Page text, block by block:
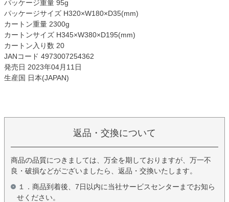
パッケージ重量 95g
パッケージサイズ H320×W180×D35(mm)
カートン重量 2300g
カートンサイズ H345×W380×D195(mm)
カートン入り数 20
JANコード 4973007254362
発売日 2023年04月11日
生産国 日本(JAPAN)
返品・交換について
商品の品質につきましては、万全を期しておりますが、万一不
良・破損などがございましたら、返品・交換いたします。
１．商品到着後、7日以内に当社サービスセンターまでお知ら
せください。